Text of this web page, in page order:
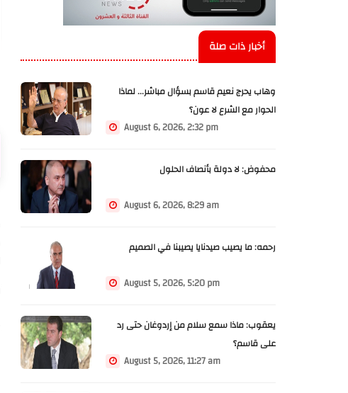
أخبار ذات صلة
وهاب يحرج نعيم قاسم بسؤال مباشر... لماذا
الحوار مع الشرع لا عون؟
August 6, 2026, 2:32 pm
محفوض: لا دولة بأنصاف الحلول
August 6, 2026, 8:29 am
رحمه: ما يصيب صيدنايا يصيبنا في الصميم
August 5, 2026, 5:20 pm
يعقوب: ماذا سمع سلام من إردوغان حتى رد
على قاسم؟
August 5, 2026, 11:27 am